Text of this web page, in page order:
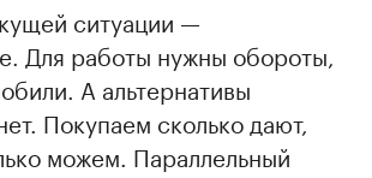
ситуации —
Для работы нужны обороты,
А альтернативы
Покупаем сколько дают,
можем. Параллельный